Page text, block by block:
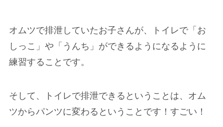
オムツで排泄していたお子さんが、トイレで「お
しっこ」や「うんち」ができるようになるように
練習することです。
そして、トイレで排泄できるということは、オム
ツからパンツに変わるということです！すごい！